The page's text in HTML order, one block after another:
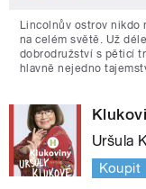
Lincolnův ostrov nikdo
na celém světě. Už
dobrodružství s pěticí
hlavně nejedno
Uršula
Koupit